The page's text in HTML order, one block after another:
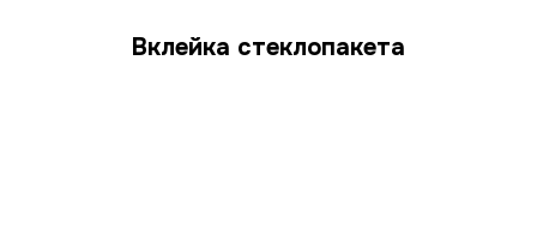
Вклейка стеклопакета